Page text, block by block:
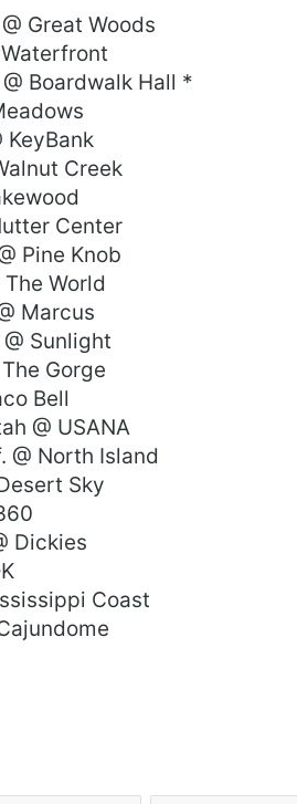
Great Woods
Boardwalk Hall *
KeyBank
Creek
Center
Pine Knob
World
Marcus
Sunlight
Gorge
Bell
@ USANA
@ North Island
Sky
Dickies
Coast